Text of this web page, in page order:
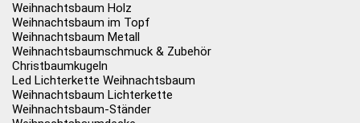
Weihnachtsbaum Holz
Weihnachtsbaum im Topf
Weihnachtsbaum Metall
Weihnachtsbaumschmuck & Zubehör
Christbaumkugeln
Led Lichterkette Weihnachtsbaum
Weihnachtsbaum Lichterkette
Weihnachtsbaum-Ständer